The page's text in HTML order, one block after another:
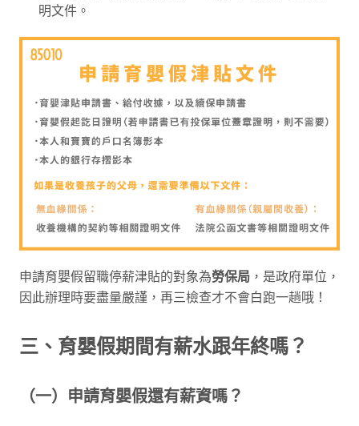
明文件。
申請育嬰假留職停薪津貼的對象為勞保局 ，是政府單位，
因此辦理時要盡量嚴謹，再三檢查才不會白跑一趟哦！
三、育嬰假期間有薪水跟年終嗎？
（一）申請育嬰假還有薪資嗎？